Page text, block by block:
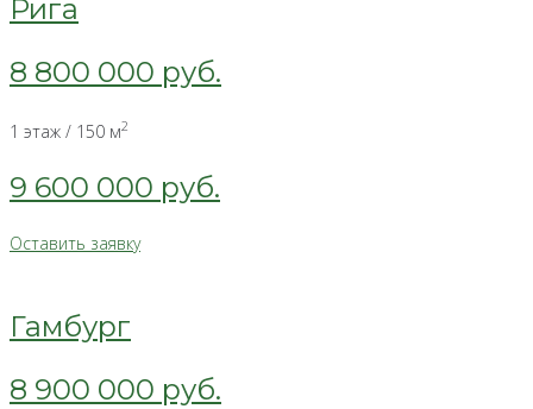
Рига
8 800 000 руб.
1 этаж / 150 м2
9 600 000 руб.
Оставить заявку
Гамбург
8 900 000 руб.